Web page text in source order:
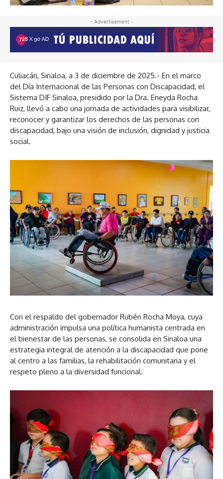
- Advertisement -
Culiacán, Sinaloa, a 3 de diciembre de 2025.- En el marco
del Día Internacional de las Personas con Discapacidad, el
Sistema DIF Sinaloa, presidido por la Dra. Eneyda Rocha
Ruiz, llevó a cabo una jornada de actividades para visibilizar,
reconocer y garantizar los derechos de las personas con
discapacidad, bajo una visión de inclusión, dignidad y justicia
social.
Con el respaldo del gobernador Rubén Rocha Moya, cuya
administración impulsa una política humanista centrada en
el bienestar de las personas, se consolida en Sinaloa una
estrategia integral de atención a la discapacidad que pone
al centro a las familias, la rehabilitación comunitaria y el
respeto pleno a la diversidad funcional.